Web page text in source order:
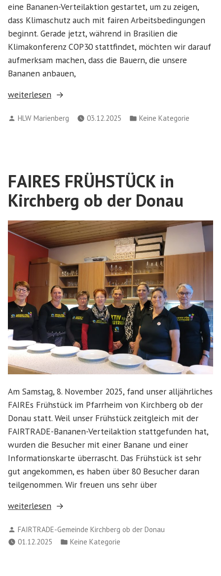
eine Bananen-Verteilaktion gestartet, um zu zeigen,
dass Klimaschutz auch mit fairen Arbeitsbedingungen
beginnt. Gerade jetzt, während in Brasilien die
Klimakonferenz COP30 stattfindet, möchten wir darauf
aufmerksam machen, dass die Bauern, die unsere
Bananen anbauen,
„Bananen-
am
Schülerinnen
der
HLW
weiterlesen
Verfasst
HLW Marienberg 03.12.2025
Veröffentlicht
Keine Kategorie
FAIRES FRÜHSTÜCK in
Kirchberg ob der Donau
Am Samstag, 8. November 2025, fand unser alljährliches
FAIREs Frühstück im Pfarrheim von Kirchberg ob der
Donau statt. Weil unser Frühstück zeitgleich mit der
FAIRTRADE-Bananen-Verteilaktion stattgefunden hat,
wurden die Besucher mit einer Banane und einer
Informationskarte überrascht. Das Frühstück ist sehr
gut angekommen, es haben über 80 Besucher daran
teilgenommen. Wir freuen uns sehr über
„FAIRES
in
Kirchberg
weiterlesen
Verfasst
von
FAIRTRADE-Gemeinde Kirchberg ob der Donau
01.12.2025
Veröffentlicht
Keine Kategorie